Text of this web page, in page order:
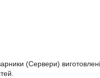
(Сервери)